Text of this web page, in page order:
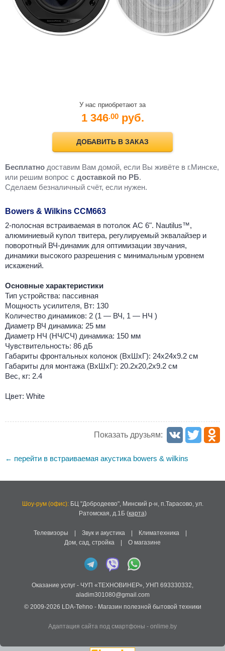
У нас приобретают за
1 346.00 руб.
ДОБАВИТЬ В ЗАКАЗ
Бесплатно доставим Вам домой, если Вы живёте в г.Минске,
или решим вопрос с доставкой по РБ.
Cделаем безналичный счёт, если нужен.
Bowers & Wilkins CCM663
2-полосная встраиваемая в потолок АС 6". Nautilus™,
алюминиевый купол твитера, регулируемый эквалайзер и
поворотный ВЧ-динамик для оптимизации звучания,
динамики высокого разрешения с минимальным уровнем
искажений.
Основные характеристики
Тип устройства: пасcивная
Мощность усилителя, Вт: 130
Количество динамиков: 2 (1 — ВЧ, 1 — НЧ )
Диаметр ВЧ динамика: 25 мм
Диаметр НЧ (НЧ/СЧ) динамика: 150 мм
Чувствительность: 86 дБ
Габариты фронтальных колонок (ВхШхГ): 24х24х9.2 см
Габариты для монтажа (ВхШxГ): 20.2x20,2x9.2 см
Вес, кг: 2.4
Цвет: White
Показать друзьям:
← перейти в встраиваемая акустика bowers & wilkins
Шоу-рум (офис):БЦ "Добродеево", Минский р-н, п.Тарасово, ул.
Ратомская, д.1Б(карта)
Телевизоры Звук и акустика Климатехника
Дом, сад, стройка
О магазине
Оказание услуг - ЧУП «ТЕХНОВИНЕР», УНП 693330332,
aladim301080@gmail.com
© 2009-2026 LDA-Tehno - Магазин полезной бытовой техники
Адаптация сайта под смартфоны - onlime.by